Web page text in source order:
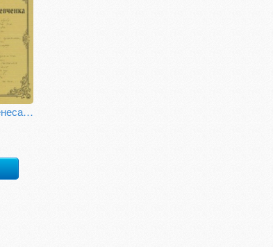
Український ренесанс у творах Тараса Шевченка